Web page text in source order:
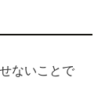
ないことで